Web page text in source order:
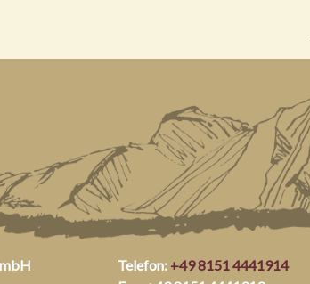
Telefon: +49 8151 4441914